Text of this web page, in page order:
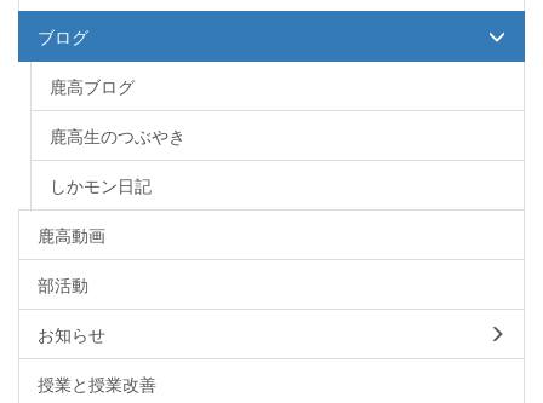
ブログ
鹿高ブログ
鹿高生のつぶやき
しかモン日記
鹿高動画
部活動
お知らせ
授業と授業改善